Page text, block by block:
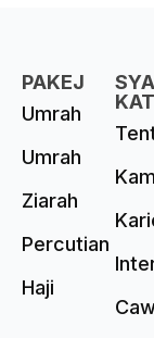
PAKEJ
Umrah
Umrah
Ziarah
Percutian
Haji
KAT